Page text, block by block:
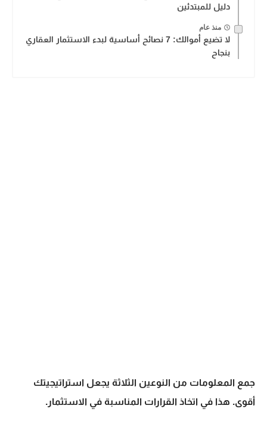
دليل للمبتدئين
منذ عام
لا تضيع أموالك: 7 نصائح أساسية لبدء الاستثمار العقاري
بنجاح
جمع المعلومات من النوعين الثلاثة يجعل استراتيجيتك
أقوى. هذا في اتخاذ القرارات المناسبة في الاستثمار.